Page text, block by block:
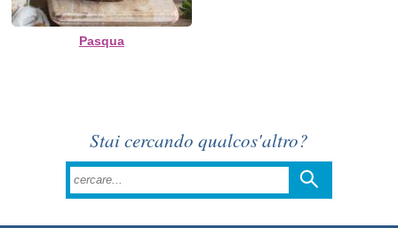
Pasqua
Stai cercando qualcos'altro?